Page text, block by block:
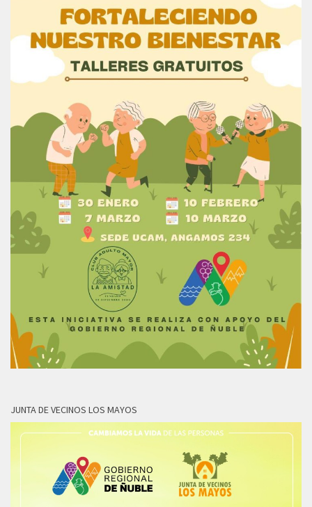
JUNTA DE VECINOS LOS MAYOS